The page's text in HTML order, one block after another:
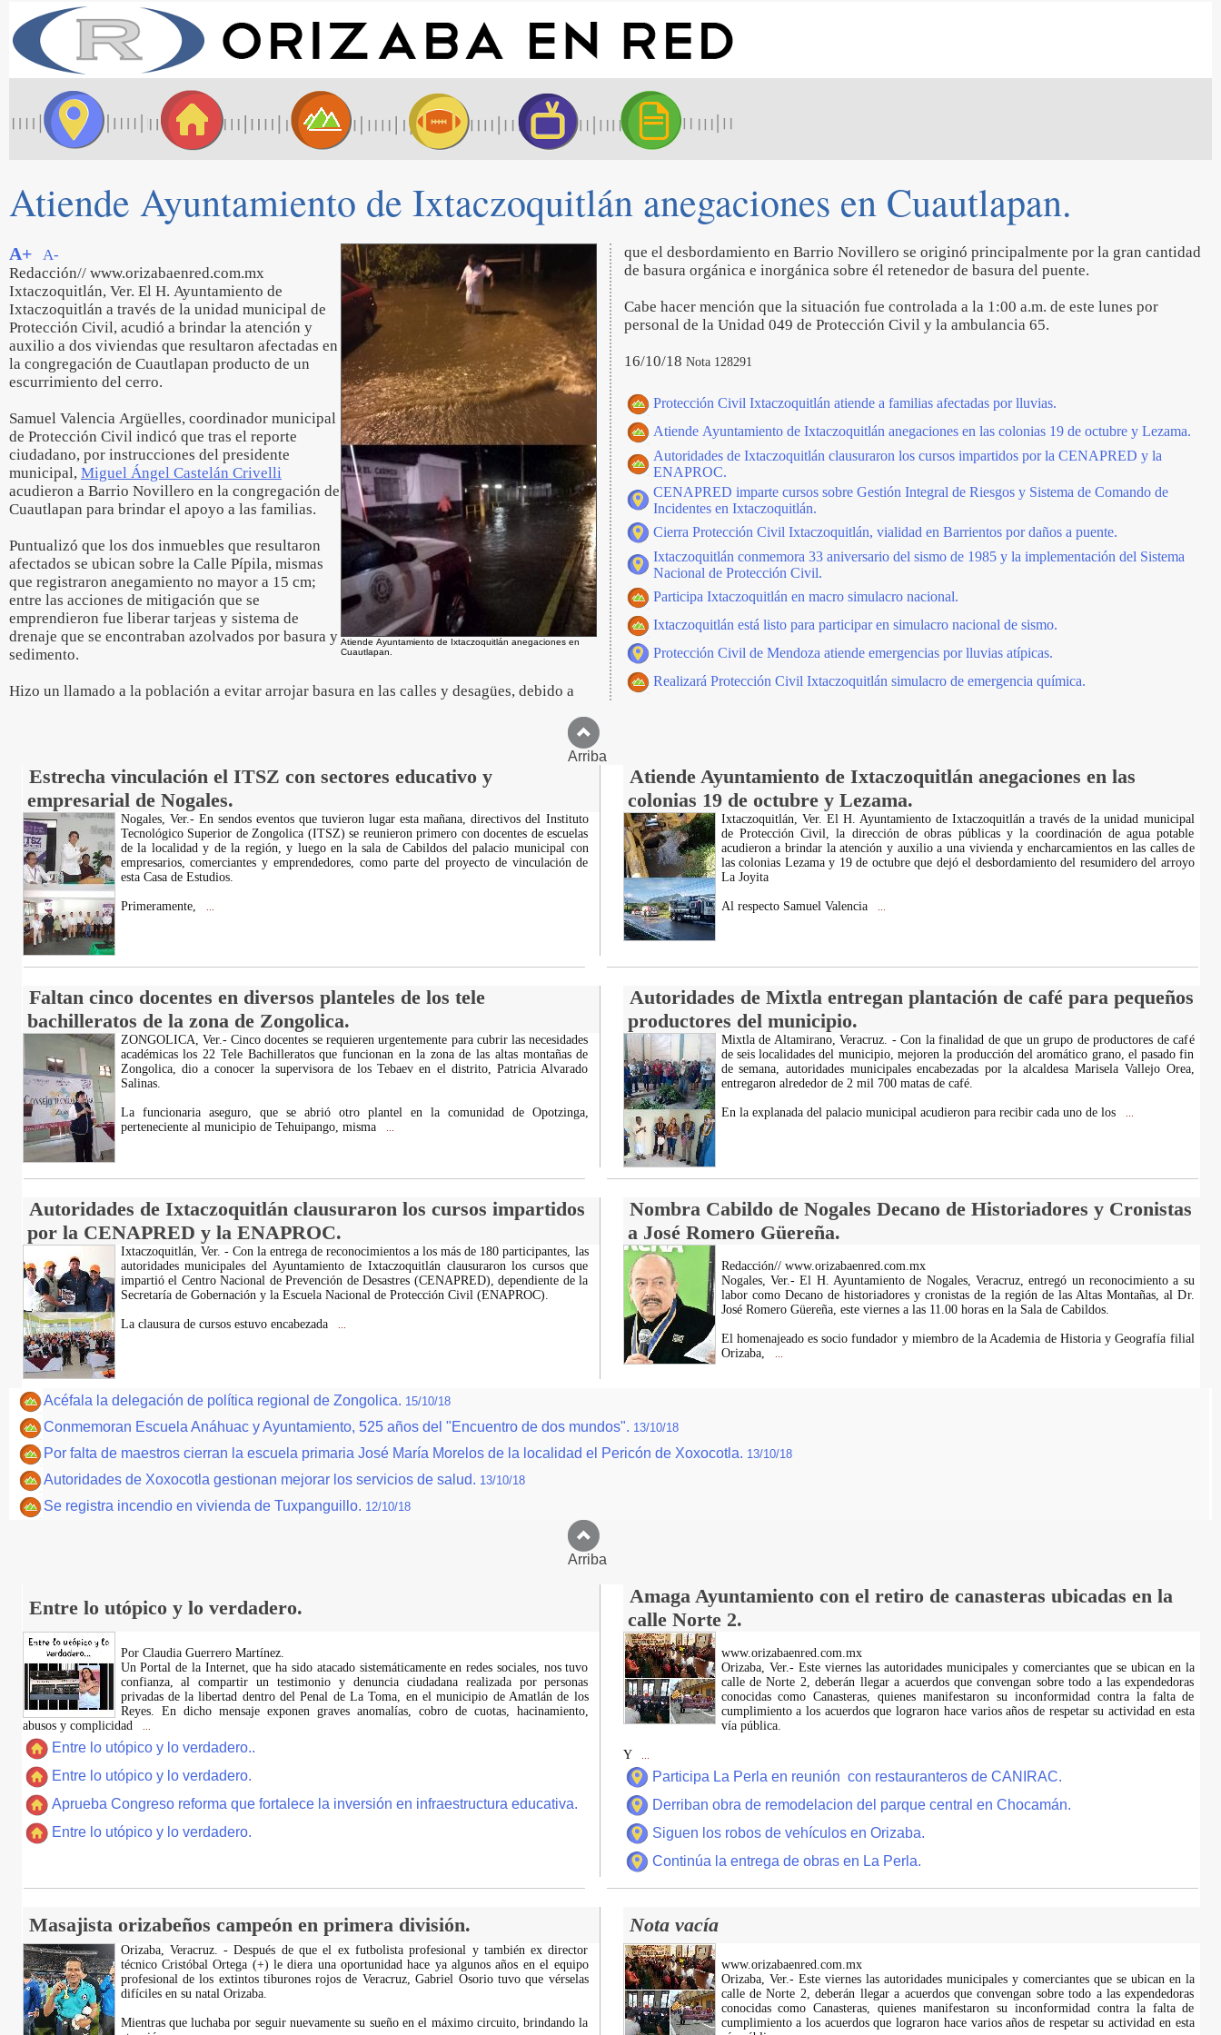
Atiende Ayuntamiento de Ixtaczoquitlán anegaciones en Cuautlapan.
Atiende Ayuntamiento de Ixtaczoquitlán anegaciones en
Cuautlapan.
A+
A-
Redacción// www.orizabaenred.com.mx
Ixtaczoquitlán, Ver. El H. Ayuntamiento de
Ixtaczoquitlán a través de la unidad municipal de
Protección Civil, acudió a brindar la atención y
auxilio a dos viviendas que resultaron afectadas en
la congregación de Cuautlapan producto de un
escurrimiento del cerro.
Samuel Valencia Argüelles, coordinador municipal
de Protección Civil indicó que tras el reporte
ciudadano, por instrucciones del presidente
municipal, Miguel Ángel Castelán Crivelli
acudieron a Barrio Novillero en la congregación de
Cuautlapan para brindar el apoyo a las familias.
Puntualizó que los dos inmuebles que resultaron
afectados se ubican sobre la Calle Pípila, mismas
que registraron anegamiento no mayor a 15 cm;
entre las acciones de mitigación que se
emprendieron fue liberar tarjeas y sistema de
drenaje que se encontraban azolvados por basura y
sedimento.
Hizo un llamado a la población a evitar arrojar basura en las calles y desagües, debido a
que el desbordamiento en Barrio Novillero se originó principalmente por la gran cantidad
de basura orgánica e inorgánica sobre él retenedor de basura del puente.
Cabe hacer mención que la situación fue controlada a la 1:00 a.m. de este lunes por
personal de la Unidad 049 de Protección Civil y la ambulancia 65.
16/10/18 Nota 128291
Protección Civil Ixtaczoquitlán atiende a familias afectadas por lluvias.
Atiende Ayuntamiento de Ixtaczoquitlán anegaciones en las colonias 19 de octubre y Lezama.
Autoridades de Ixtaczoquitlán clausuraron los cursos impartidos por la CENAPRED y la
ENAPROC.
CENAPRED imparte cursos sobre Gestión Integral de Riesgos y Sistema de Comando de
Incidentes en Ixtaczoquitlán.
Cierra Protección Civil Ixtaczoquitlán, vialidad en Barrientos por daños a puente.
Ixtaczoquitlán conmemora 33 aniversario del sismo de 1985 y la implementación del Sistema
Nacional de Protección Civil.
Participa Ixtaczoquitlán en macro simulacro nacional.
Ixtaczoquitlán está listo para participar en simulacro nacional de sismo.
Protección Civil de Mendoza atiende emergencias por lluvias atípicas.
Realizará Protección Civil Ixtaczoquitlán simulacro de emergencia química.
Arriba
Estrecha vinculación el ITSZ con sectores educativo y
empresarial de Nogales.
Atiende Ayuntamiento de Ixtaczoquitlán anegaciones en las
colonias 19 de octubre y Lezama.
Nogales, Ver.- En sendos eventos que tuvieron lugar esta mañana, directivos del Instituto
Tecnológico Superior de Zongolica (ITSZ) se reunieron primero con docentes de escuelas
de la localidad y de la región, y luego en la sala de Cabildos del palacio municipal con
empresarios, comerciantes y emprendedores, como parte del proyecto de vinculación de
esta Casa de Estudios.
Primeramente,
Ixtaczoquitlán, Ver. El H. Ayuntamiento de Ixtaczoquitlán a través de la unidad municipal
de Protección Civil, la dirección de obras públicas y la coordinación de agua potable
acudieron a brindar la atención y auxilio a una vivienda y encharcamientos en las calles de
las colonias Lezama y 19 de octubre que dejó el desbordamiento del resumidero del arroyo
La Joyita
Al respecto Samuel Valencia
Faltan cinco docentes en diversos planteles de los tele
bachilleratos de la zona de Zongolica.
Autoridades de Mixtla entregan plantación de café para pequeños
productores del municipio.
ZONGOLICA, Ver.- Cinco docentes se requieren urgentemente para cubrir las necesidades
académicas los 22 Tele Bachilleratos que funcionan en la zona de las altas montañas de
Zongolica, dio a conocer la supervisora de los Tebaev en el distrito, Patricia Alvarado
Salinas.
La funcionaria aseguro, que se abrió otro plantel en la comunidad de Opotzinga,
perteneciente al municipio de Tehuipango, misma
Mixtla de Altamirano, Veracruz. - Con la finalidad de que un grupo de productores de café
de seis localidades del municipio, mejoren la producción del aromático grano, el pasado fin
de semana, autoridades municipales encabezadas por la alcaldesa Marisela Vallejo Orea,
entregaron alrededor de 2 mil 700 matas de café.
En la explanada del palacio municipal acudieron para recibir cada uno de los
Autoridades de Ixtaczoquitlán clausuraron los cursos impartidos
por la CENAPRED y la ENAPROC.
Nombra Cabildo de Nogales Decano de Historiadores y Cronistas
a José Romero Güereña.
Ixtaczoquitlán, Ver. - Con la entrega de reconocimientos a los más de 180 participantes, las
autoridades municipales del Ayuntamiento de Ixtaczoquitlán clausuraron los cursos que
impartió el Centro Nacional de Prevención de Desastres (CENAPRED), dependiente de la
Secretaría de Gobernación y la Escuela Nacional de Protección Civil (ENAPROC).
La clausura de cursos estuvo encabezada
Redacción// www.orizabaenred.com.mx
Nogales, Ver.- El H. Ayuntamiento de Nogales, Veracruz, entregó un reconocimiento a su
labor como Decano de historiadores y cronistas de la región de las Altas Montañas, al Dr.
José Romero Güereña, este viernes a las 11.00 horas en la Sala de Cabildos.
El homenajeado es socio fundador y miembro de la Academia de Historia y Geografía filial
Orizaba,
Acéfala la delegación de política regional de Zongolica. 15/10/18
Conmemoran Escuela Anáhuac y Ayuntamiento, 525 años del "Encuentro de dos mundos". 13/10/18
Por falta de maestros cierran la escuela primaria José María Morelos de la localidad el Pericón de Xoxocotla. 13/10/18
Autoridades de Xoxocotla gestionan mejorar los servicios de salud. 13/10/18
Se registra incendio en vivienda de Tuxpanguillo. 12/10/18
Arriba
Entre lo utópico y lo verdadero.
Amaga Ayuntamiento con el retiro de canasteras ubicadas en la
calle Norte 2.
Por Claudia Guerrero Martínez.
​Un Portal de la Internet, que ha sido atacado sistemáticamente en redes sociales, nos tuvo
confianza, al compartir un testimonio y denuncia ciudadana realizada por personas
privadas de la libertad dentro del Penal de La Toma, en el municipio de Amatlán de los
Reyes. En dicho mensaje exponen graves anomalías, cobro de cuotas, hacinamiento,
abusos y complicidad
Entre lo utópico y lo verdadero..
Entre lo utópico y lo verdadero.
Aprueba Congreso reforma que fortalece la inversión en infraestructura educativa.
Entre lo utópico y lo verdadero.
www.orizabaenred.com.mx
Orizaba, Ver.- Este viernes las autoridades municipales y comerciantes que se ubican en la
calle de Norte 2, deberán llegar a acuerdos que convengan sobre todo a las expendedoras
conocidas como Canasteras, quienes manifestaron su inconformidad contra la falta de
cumplimiento a los acuerdos que lograron hace varios años de respetar su actividad en esta
vía pública.
Y
Participa La Perla en reunión con restauranteros de CANIRAC.
Derriban obra de remodelacion del parque central en Chocamán.
Siguen los robos de vehículos en Orizaba.
Continúa la entrega de obras en La Perla.
Masajista orizabeños campeón en primera división. Nota vacía
Orizaba, Veracruz. - Después de que el ex futbolista profesional y también ex director
técnico Cristóbal Ortega (+) le diera una oportunidad hace ya algunos años en el equipo
profesional de los extintos tiburones rojos de Veracruz, Gabriel Osorio tuvo que vérselas
difíciles en su natal Orizaba.
Mientras que luchaba por seguir nuevamente su sueño en el máximo circuito, brindando la
www.orizabaenred.com.mx
Orizaba, Ver.- Este viernes las autoridades municipales y comerciantes que se ubican en la
calle de Norte 2, deberán llegar a acuerdos que convengan sobre todo a las expendedoras
conocidas como Canasteras, quienes manifestaron su inconformidad contra la falta de
cumplimiento a los acuerdos que lograron hace varios años de respetar su actividad en esta